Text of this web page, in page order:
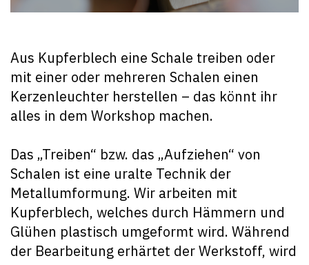
Aus Kupferblech eine Schale treiben oder
mit einer oder mehreren Schalen einen
Kerzenleuchter herstellen – das könnt ihr
alles in dem Workshop machen.
Das „Treiben“ bzw. das „Aufziehen“ von
Schalen ist eine uralte Technik der
Metallumformung. Wir arbeiten mit
Kupferblech, welches durch Hämmern und
Glühen plastisch umgeformt wird. Während
der Bearbeitung erhärtet der Werkstoff, wird